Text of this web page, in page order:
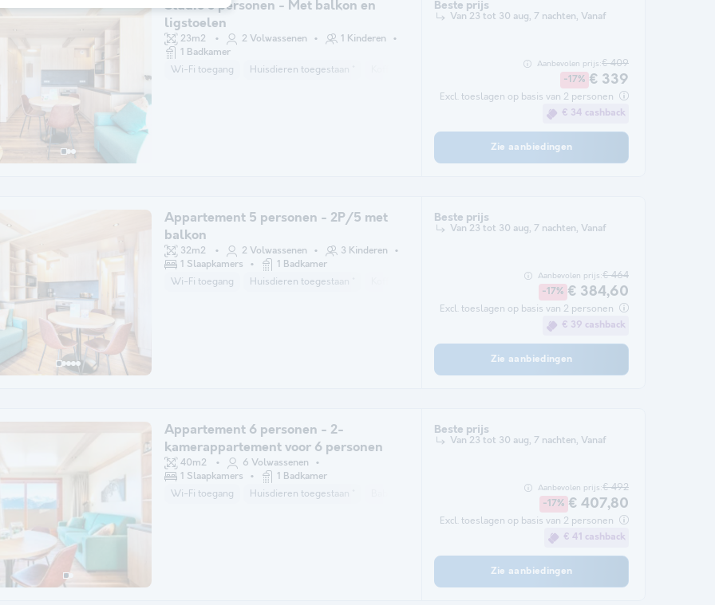
Studio 3 personen - Met balkon en
ligstoelen
23m2 2 Volwassenen
1 Kinderen
1 Badkamer
Wi-Fi toegang Huisdieren toegestaan * Koelkast Magnetron
Beste prijs
Van 23 tot 30 aug, 7 nachten, Vanaf
Aanbevolen prijs:€ 409
-17% € 339
Excl. toeslagen op basis van 2 personen
€ 34 cashback
Zie aanbiedingen
Appartement 5 personen - 2P/5 met
balkon
32m2 2 Volwassenen
3 Kinderen
1 Slaapkamers
1 Badkamer
Wi-Fi toegang Huisdieren toegestaan * Koelkast Magnetron
Beste prijs
Van 23 tot 30 aug, 7 nachten, Vanaf
Aanbevolen prijs:€ 464
-17% € 384,60
Excl. toeslagen op basis van 2 personen
€ 39 cashback
Zie aanbiedingen
Appartement 6 personen - 2-
kamerappartement voor 6 personen
40m2
6 Volwassenen
1 Slaapkamers
1 Badkamer
Wi-Fi toegang Huisdieren toegestaan * Vaatwasser Koelkast
Beste prijs
Van 23 tot 30 aug, 7 nachten, Vanaf
Aanbevolen prijs:€ 492
-17% € 407,80
Excl. toeslagen op basis van 2 personen
€ 41 cashback
Zie aanbiedingen